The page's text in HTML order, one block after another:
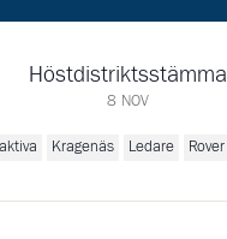
Höstdistriktsstämma
8 NOV
Kragenäs Ledare Rover